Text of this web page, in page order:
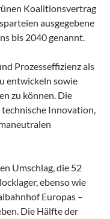
Koalitionsvertrag
ausgegebene
bis 2040 genannt.
Prozesseffizienz als
entwickeln sowie
zu können. Die
Innovation,
Umschlag, die 52
ebenso wie
Europas –
Die Hälfte der